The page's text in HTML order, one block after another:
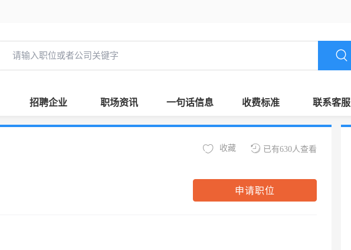
招聘企业 职场资讯 一句话信息 收费标准 联系客服
已有630人查看
收藏
申请职位